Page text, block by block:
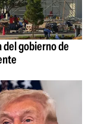
del gobierno de